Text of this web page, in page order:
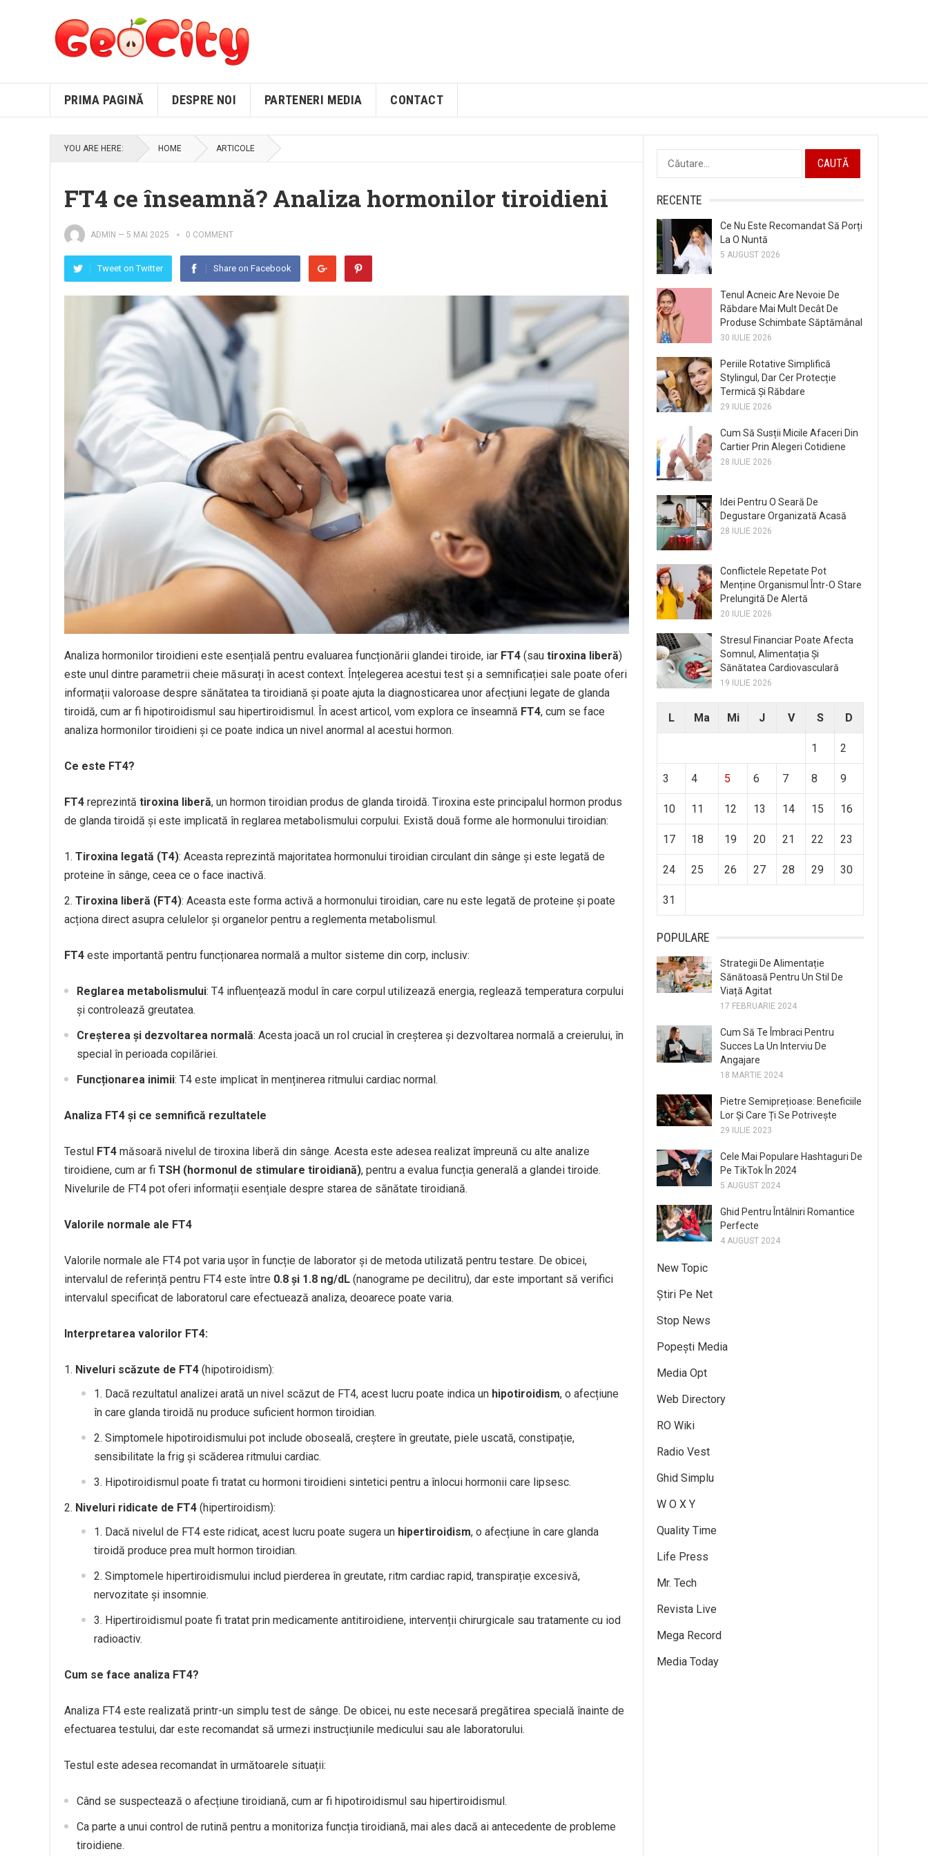
PRIMA PAGINĂ DESPRE NOI PARTENERI MEDIA CONTACT
YOU ARE HERE: HOME ARTICOLE
FT4 ce înseamnă? Analiza hormonilor tiroidieni
ADMIN — 5 MAI 2025 0 COMMENT
Tweet on Twitter Share on Facebook
Analiza hormonilor tiroidieni este esențială pentru evaluarea funcționării glandei tiroide, iar FT4 (sau tiroxina liberă)
este unul dintre parametrii cheie măsurați în acest context. Înțelegerea acestui test și a semnificației sale poate oferi
informații valoroase despre sănătatea ta tiroidiană și poate ajuta la diagnosticarea unor afecțiuni legate de glanda
tiroidă, cum ar fi hipotiroidismul sau hipertiroidismul. În acest articol, vom explora ce înseamnă FT4, cum se face
analiza hormonilor tiroidieni și ce poate indica un nivel anormal al acestui hormon.
Ce este FT4?
FT4 reprezintă tiroxina liberă, un hormon tiroidian produs de glanda tiroidă. Tiroxina este principalul hormon produs
de glanda tiroidă și este implicată în reglarea metabolismului corpului. Există două forme ale hormonului tiroidian:
Tiroxina legată (T4): Aceasta reprezintă majoritatea hormonului tiroidian circulant din sânge și este legată de
proteine în sânge, ceea ce o face inactivă.
Tiroxina liberă (FT4): Aceasta este forma activă a hormonului tiroidian, care nu este legată de proteine și poate
acționa direct asupra celulelor și organelor pentru a reglementa metabolismul.
FT4 este importantă pentru funcționarea normală a multor sisteme din corp, inclusiv:
Reglarea metabolismului: T4 influențează modul în care corpul utilizează energia, reglează temperatura corpului
și controlează greutatea.
Creșterea și dezvoltarea normală: Acesta joacă un rol crucial în creșterea și dezvoltarea normală a creierului, în
special în perioada copilăriei.
Funcționarea inimii: T4 este implicat în menținerea ritmului cardiac normal.
Analiza FT4 și ce semnifică rezultatele
Testul FT4 măsoară nivelul de tiroxina liberă din sânge. Acesta este adesea realizat împreună cu alte analize
tiroidiene, cum ar fi TSH (hormonul de stimulare tiroidiană), pentru a evalua funcția generală a glandei tiroide.
Nivelurile de FT4 pot oferi informații esențiale despre starea de sănătate tiroidiană.
Valorile normale ale FT4
Valorile normale ale FT4 pot varia ușor în funcție de laborator și de metoda utilizată pentru testare. De obicei,
intervalul de referință pentru FT4 este între 0.8 și 1.8 ng/dL (nanograme pe decilitru), dar este important să verifici
intervalul specificat de laboratorul care efectuează analiza, deoarece poate varia.
Interpretarea valorilor FT4:
Niveluri scăzute de FT4 (hipotiroidism):
Dacă rezultatul analizei arată un nivel scăzut de FT4, acest lucru poate indica un hipotiroidism, o afecțiune
în care glanda tiroidă nu produce suficient hormon tiroidian.
Simptomele hipotiroidismului pot include oboseală, creștere în greutate, piele uscată, constipație,
sensibilitate la frig și scăderea ritmului cardiac.
Hipotiroidismul poate fi tratat cu hormoni tiroidieni sintetici pentru a înlocui hormonii care lipsesc.
Niveluri ridicate de FT4 (hipertiroidism):
Dacă nivelul de FT4 este ridicat, acest lucru poate sugera un hipertiroidism, o afecțiune în care glanda
tiroidă produce prea mult hormon tiroidian.
Simptomele hipertiroidismului includ pierderea în greutate, ritm cardiac rapid, transpirație excesivă,
nervozitate și insomnie.
Hipertiroidismul poate fi tratat prin medicamente antitiroidiene, intervenții chirurgicale sau tratamente cu iod
radioactiv.
Cum se face analiza FT4?
Analiza FT4 este realizată printr-un simplu test de sânge. De obicei, nu este necesară pregătirea specială înainte de
efectuarea testului, dar este recomandat să urmezi instrucțiunile medicului sau ale laboratorului.
Testul este adesea recomandat în următoarele situații:
Când se suspectează o afecțiune tiroidiană, cum ar fi hipotiroidismul sau hipertiroidismul.
Ca parte a unui control de rutină pentru a monitoriza funcția tiroidiană, mai ales dacă ai antecedente de probleme
tiroidiene.
Caută
după:
RECENTE
Ce Nu Este Recomandat Să Porți
La O Nuntă
5 AUGUST 2026
Tenul Acneic Are Nevoie De
Răbdare Mai Mult Decât De
Produse Schimbate Săptămânal
30 IULIE 2026
Periile Rotative Simplifică
Stylingul, Dar Cer Protecție
Termică Și Răbdare
29 IULIE 2026
Cum Să Susții Micile Afaceri Din
Cartier Prin Alegeri Cotidiene
28 IULIE 2026
Idei Pentru O Seară De
Degustare Organizată Acasă
28 IULIE 2026
Conflictele Repetate Pot
Menține Organismul Într-O Stare
Prelungită De Alertă
20 IULIE 2026
Stresul Financiar Poate Afecta
Somnul, Alimentația Și
Sănătatea Cardiovasculară
19 IULIE 2026
L Ma Mi J V S D
1 2
3 4 5 6 7 8 9
10 11 12 13 14 15 16
17 18 19 20 21 22 23
24 25 26 27 28 29 30
31
POPULARE
Strategii De Alimentație
Sănătoasă Pentru Un Stil De
Viață Agitat
17 FEBRUARIE 2024
Cum Să Te Îmbraci Pentru
Succes La Un Interviu De
Angajare
18 MARTIE 2024
Pietre Semiprețioase: Beneficiile
Lor Și Care Ți Se Potrivește
29 IULIE 2023
Cele Mai Populare Hashtaguri De
Pe TikTok În 2024
5 AUGUST 2024
Ghid Pentru Întâlniri Romantice
Perfecte
4 AUGUST 2024
New Topic
Știri Pe Net
Stop News
Popești Media
Media Opt
Web Directory
RO Wiki
Radio Vest
Ghid Simplu
W O X Y
Quality Time
Life Press
Mr. Tech
Revista Live
Mega Record
Media Today